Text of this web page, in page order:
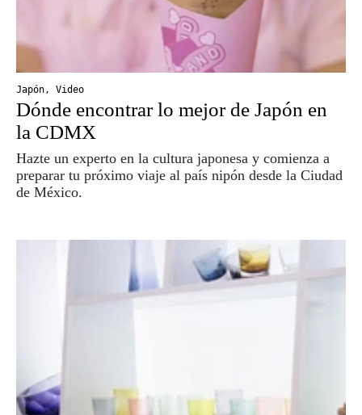
Japón, Video
Dónde encontrar lo mejor de Japón en
la CDMX
Hazte un experto en la cultura japonesa y comienza a
preparar tu próximo viaje al país nipón desde la Ciudad
de México.